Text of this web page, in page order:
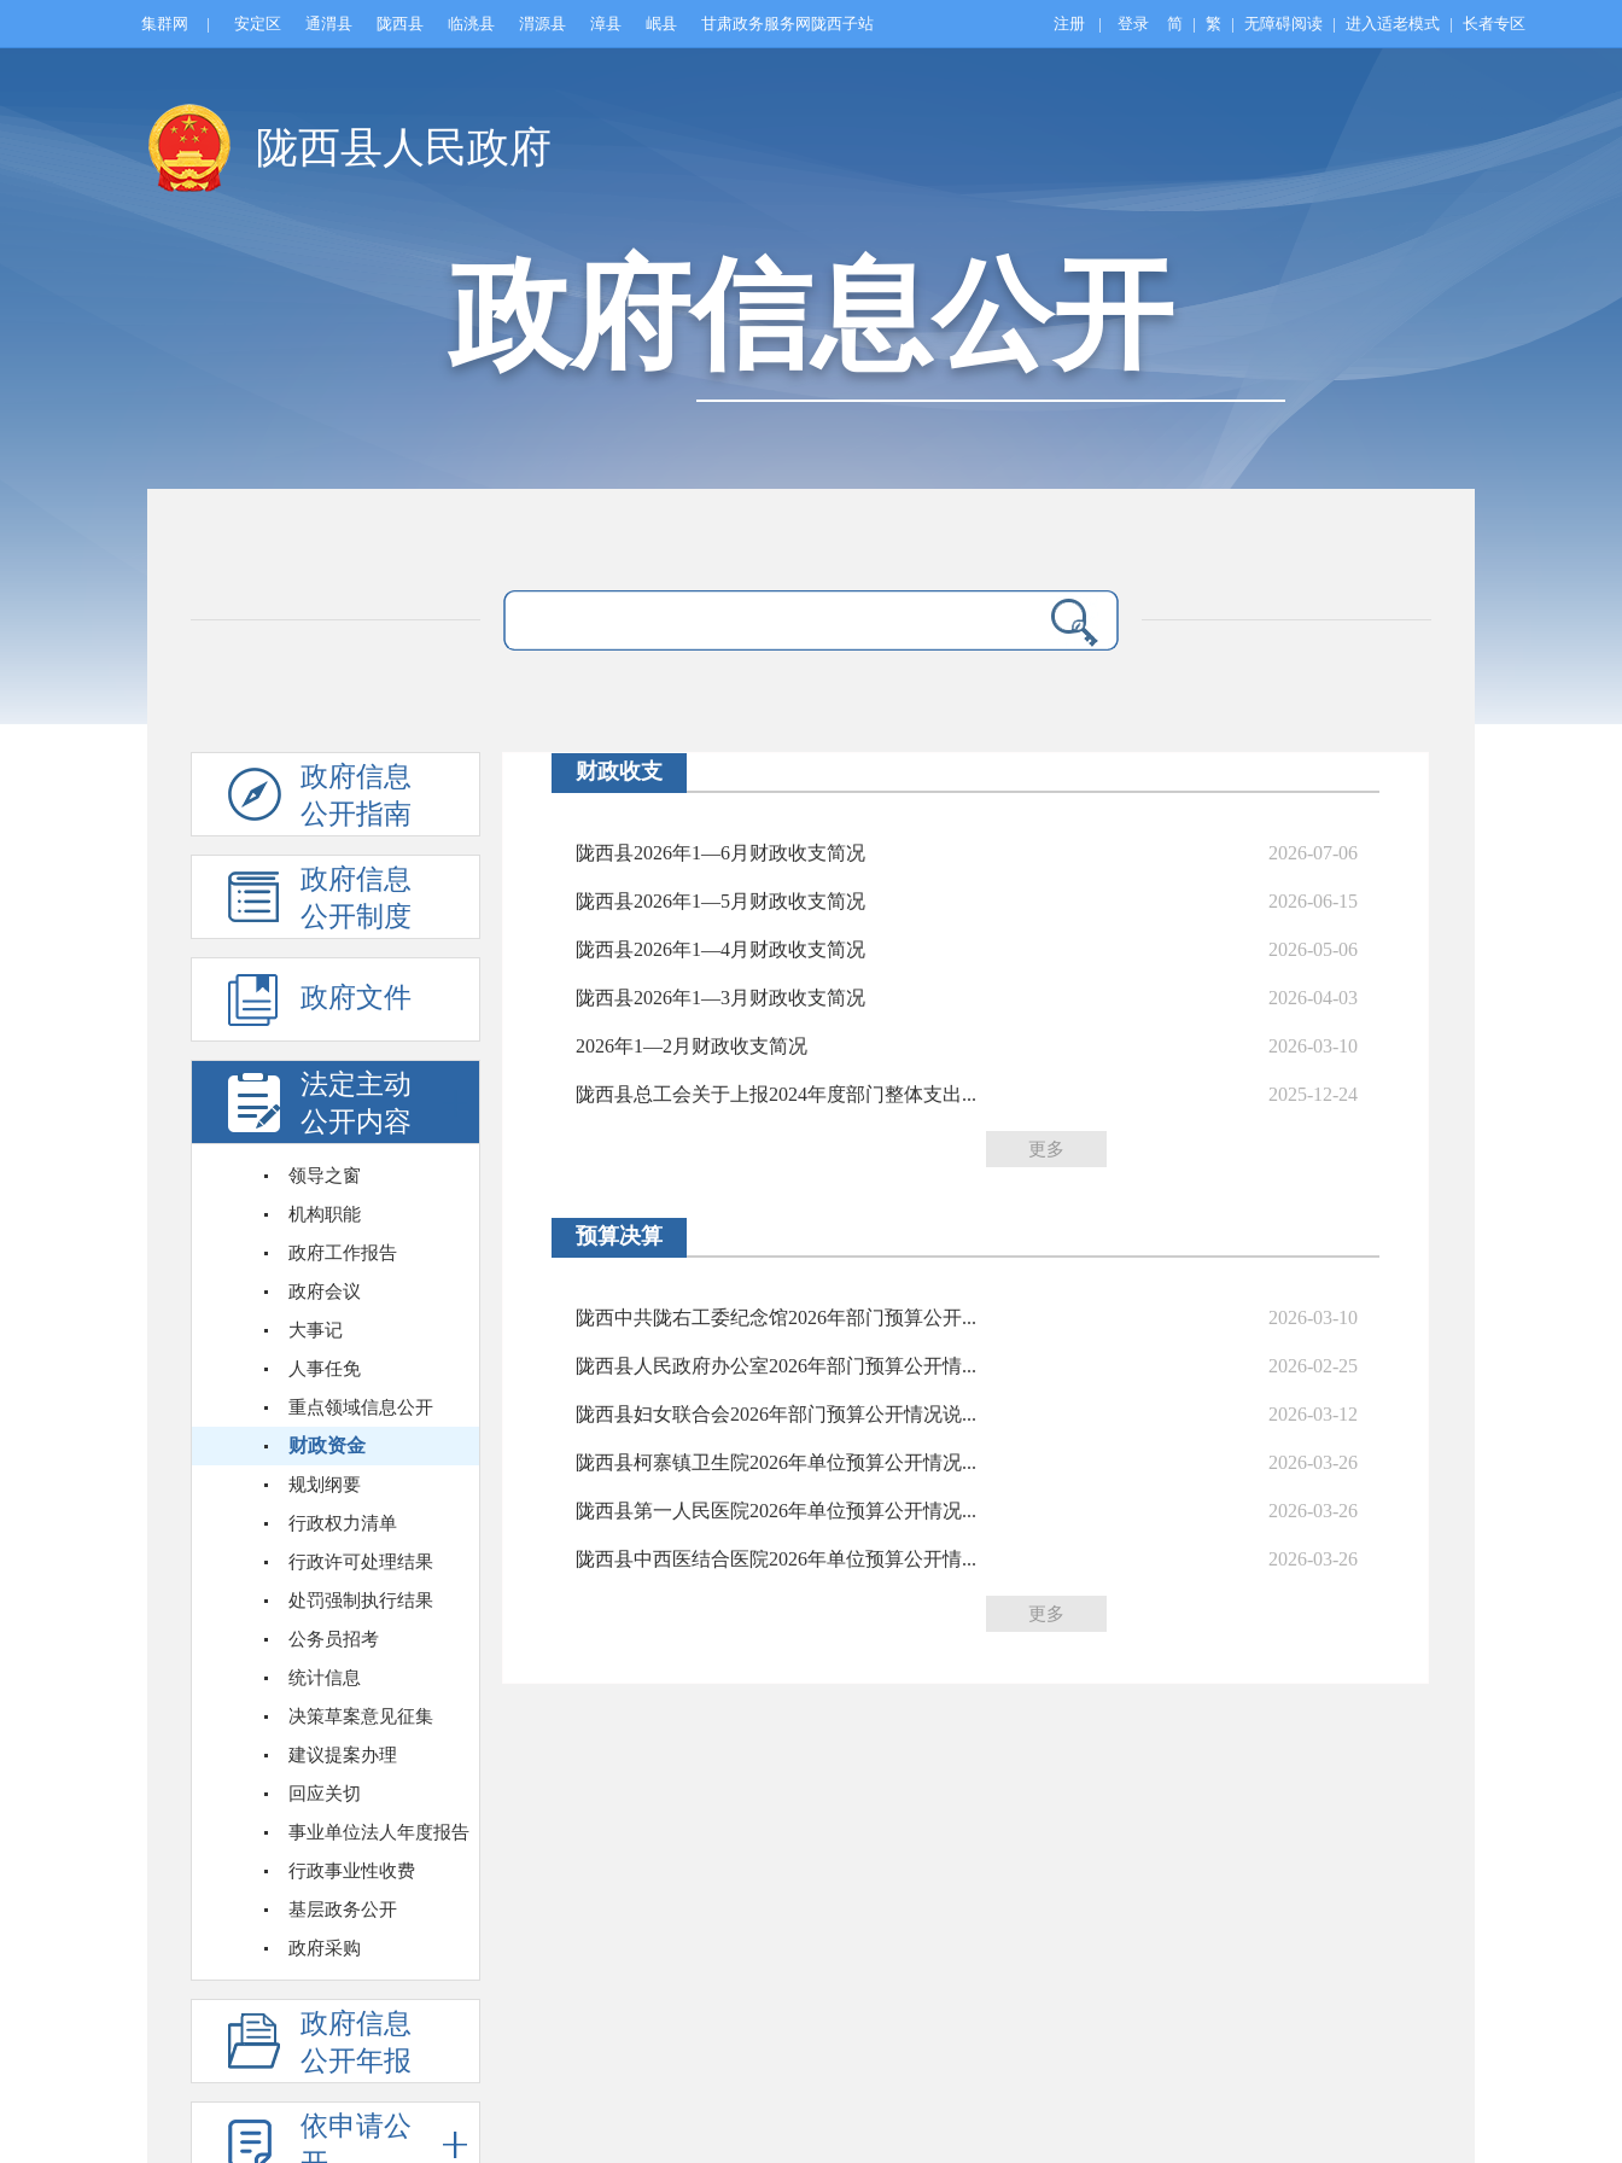
集群网 | 安定区 通渭县 陇西县 临洮县 渭源县 漳县 岷县 甘肃政务服务网陇西子站 注册 | 登录 简 | 繁 | 无障碍阅读 | 进入适老模式 | 长者专区
陇西县人民政府
政府信息公开
政府信息
公开指南
政府信息
公开制度
政府文件
法定主动
公开内容
领导之窗
机构职能
政府工作报告
政府会议
大事记
人事任免
重点领域信息公开
财政资金
规划纲要
行政权力清单
行政许可处理结果
处罚强制执行结果
公务员招考
统计信息
决策草案意见征集
建议提案办理
回应关切
事业单位法人年度报告
行政事业性收费
基层政务公开
政府采购
政府信息
公开年报
依申请公
财政收支
陇西县2026年1—6月财政收支简况 2026-07-06
陇西县2026年1—5月财政收支简况 2026-06-15
陇西县2026年1—4月财政收支简况 2026-05-06
陇西县2026年1—3月财政收支简况 2026-04-03
2026年1—2月财政收支简况 2026-03-10
陇西县总工会关于上报2024年度部门整体支出... 2025-12-24
更多
预算决算
陇西中共陇右工委纪念馆2026年部门预算公开... 2026-03-10
陇西县人民政府办公室2026年部门预算公开情... 2026-02-25
陇西县妇女联合会2026年部门预算公开情况说... 2026-03-12
陇西县柯寨镇卫生院2026年单位预算公开情况... 2026-03-26
陇西县第一人民医院2026年单位预算公开情况... 2026-03-26
陇西县中西医结合医院2026年单位预算公开情... 2026-03-26
更多